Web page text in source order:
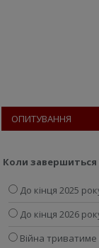
ОПИТУВАННЯ
Коли завершиться
До кінця 2025
До кінця 2026
Війна